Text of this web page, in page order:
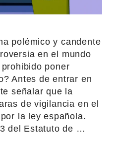
polémico y candente
en el mundo
poner
Antes de entrar en
señalar que la
de vigilancia en el
la ley española.
del Estatuto de …